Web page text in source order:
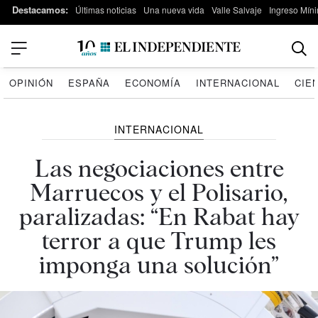
Destacamos: Últimas noticias Una nueva vida Valle Salvaje Ingreso
OPINIÓN ESPAÑA ECONOMÍA INTERNACIONAL
INTERNACIONAL
Las negociaciones entre
Marruecos y el Polisario,
paralizadas: “En Rabat hay
terror a que Trump les
imponga una solución”